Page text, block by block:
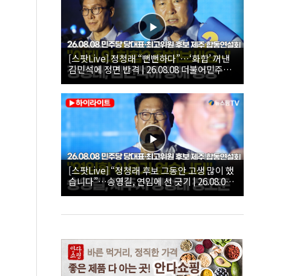
[스팟Live] 정청래 “뻔뻔하다”…‘화합’ 꺼낸
김민석에 정면 반격 | 26.08.08 더불어민주당
당대표·최고위원 후보 제주 합동연설회
[스팟Live] “정청래 후보 그동안 고생 많이 했
습니다”…송영길, 연임에 선 긋기 | 26.08.08
더불어민주당 당대표·최고위원 후보 제주 합